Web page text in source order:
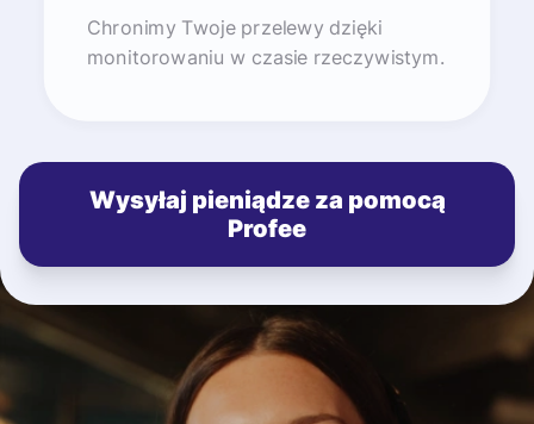
Chronimy Twoje przelewy dzięki
monitorowaniu w czasie rzeczywistym.
Wysyłaj pieniądze za pomocą
Profee